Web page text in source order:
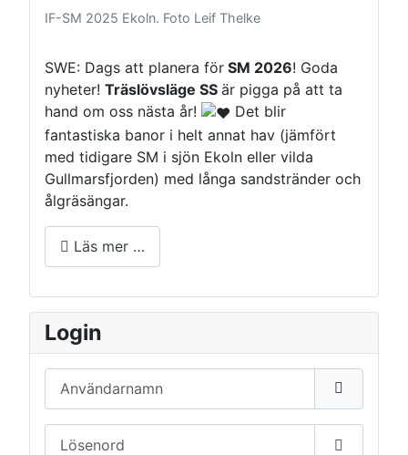
IF-SM 2025 Ekoln. Foto Leif Thelke
SWE: Dags att planera för SM 2026! Goda
nyheter! Träslövsläge SS är pigga på att ta
hand om oss nästa år!
Det blir
fantastiska banor i helt annat hav (jämfört
med tidigare SM i sjön Ekoln eller vilda
Gullmarsfjorden) med långa sandstränder och
ålgräsängar.
Läs mer …
Login